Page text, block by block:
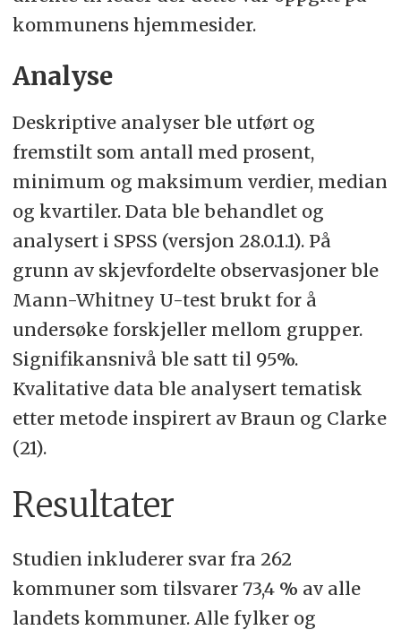
kommunens hjemmesider.
Analyse
Deskriptive analyser ble utført og
fremstilt som antall med prosent,
minimum og maksimum verdier, median
og kvartiler. Data ble behandlet og
analysert i SPSS (versjon 28.0.1.1). På
grunn av skjevfordelte observasjoner ble
Mann-Whitney U-test brukt for å
undersøke forskjeller mellom grupper.
Signifikansnivå ble satt til 95%.
Kvalitative data ble analysert tematisk
etter metode inspirert av Braun og Clarke
(21).
Resultater
Studien inkluderer svar fra 262
kommuner som tilsvarer 73,4 % av alle
landets kommuner. Alle fylker og